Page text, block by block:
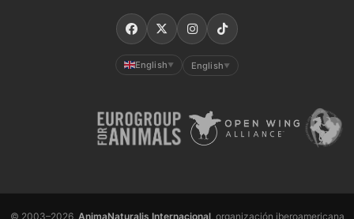
English ▼ English ▼
© 2003–2026, AnimaNaturalis Internacional, organización iberoamericana